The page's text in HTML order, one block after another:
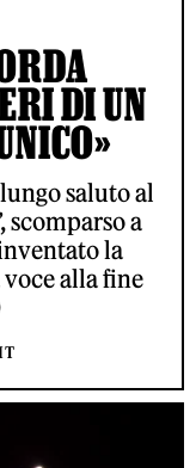
DI UN
saluto al
scomparso a
la
alla fine